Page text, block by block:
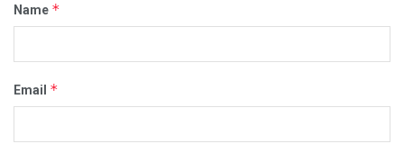
Name *
Email *